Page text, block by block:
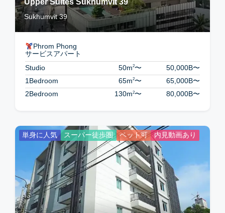
Upper Suites Sukhumvit 39
Sukhumvit 39
Phrom Phong
サービスアパート
Studio
50m2〜 50,000B〜
1Bedroom
65m2〜 65,000B〜
2Bedroom
130m2〜 80,000B〜
単身に人気 スーパー徒歩圏 ペット可 内見動画あり